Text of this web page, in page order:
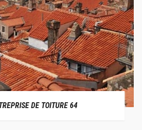
DE TOITURE 64